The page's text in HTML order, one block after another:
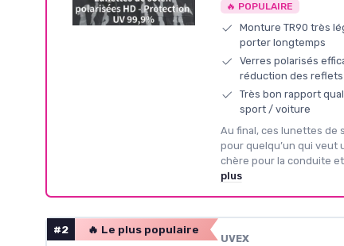
🔥 POPULAIRE
Monture TR90 très
porter longtemps
Verres polarisés
réduction des reflets
Très bon rapport
sport / voiture
Au final, ces lunettes de
pour quelqu’un qui veut
chère pour la conduite
plus
#2 🔥 Le plus populaire
‎UVEX